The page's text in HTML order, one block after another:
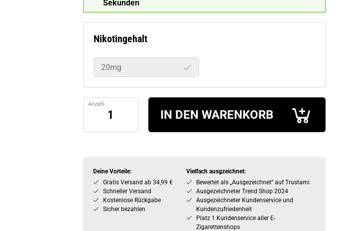
Sekunden
Nikotingehalt
20mg
Anzahl
IN DEN WARENKORB
Deine Vorteile:
Gratis Versand ab 34,99 €
Schneller Versand
Kostenlose Rückgabe
Sicher bezahlen
Vielfach ausgzeichnet:
Bewertet als „Ausgezeichnet” auf Trustami
Ausgezeichneter Trend Shop 2024
Ausgezeichneter Kundenservice und
Kundenzufriedenheit
Platz 1 Kundenservice aller E-
Zigarettenshops